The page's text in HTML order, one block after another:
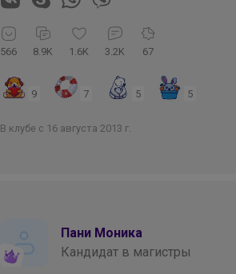
566 8.9K 1.6K 3.2K 67
9 7 5 5
В клубе с 16 августа 2013 г.
Пани Моника
Кандидат в магистры